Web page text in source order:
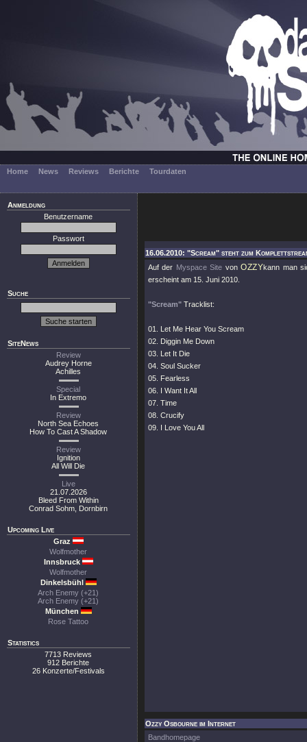
Home News Reviews Berichte Tourdaten
Anmeldung
Benutzername
Passwort
Suche
SiteNews
Review
Audrey Horne
Achilles
Special
In Extremo
Review
North Sea Echoes
How To Cast A Shadow
Review
Ignition
All Will Die
Live
21.07.2026
Bleed From Within
Conrad Sohm, Dornbirn
Upcoming Live
Graz
Wolfmother
Innsbruck
Wolfmother
Dinkelsbühl
Arch Enemy (+21)
Arch Enemy (+21)
München
Rose Tattoo
Statistics
7713 Reviews
912 Berichte
26 Konzerte/Festivals
16.06.2010: "Scream" steht zum
Auf der Myspace Site vonOZZYkann man
erscheint am 15. Juni 2010.
"Scream" Tracklist:
01. Let Me Hear You Scream
02. Diggin Me Down
03. Let It Die
04. Soul Sucker
05. Fearless
06. I Want It All
07. Time
08. Crucify
09. I Love You All
Ozzy Osbourne im Internet
Bandhomepage